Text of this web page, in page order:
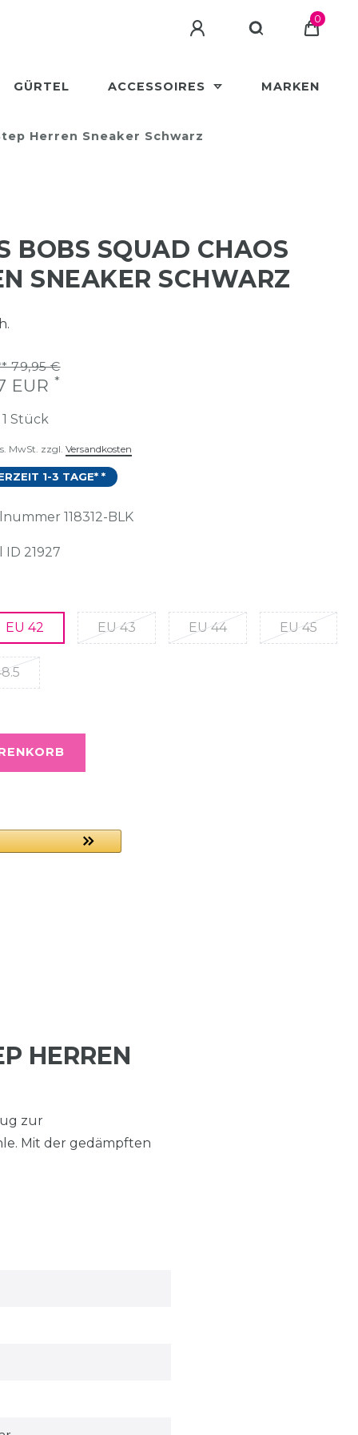
0
GÜRTEL ACCESSOIRES MARKEN
Herren Sneaker Schwarz
BOBS SQUAD CHAOS
SNEAKER SCHWARZ
79,95 €
EUR *
1 Stück
MwSt. zzgl. Versandkosten
1-3 TAGE* *
118312-BLK
ID 21927
EU 42 EU 43 EU 44 EU 45
HERREN
zur
Mit der gedämpften